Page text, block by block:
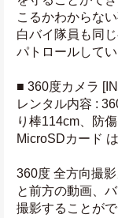
こるかわからな
白バイ隊員も同
パトロールしてい
■ 360度カメラ
レンタル内容 :
り棒114cm、防
MicroSDカード
360度 全方向撮
と前方の動画、
撮影することが